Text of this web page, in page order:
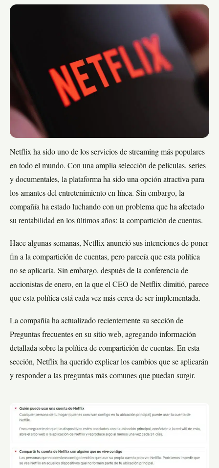
Netflix ha sido uno de los servicios de streaming más populares
en todo el mundo. Con una amplia selección de películas, series
y documentales, la plataforma ha sido una opción atractiva para
los amantes del entretenimiento en línea. Sin embargo, la
compañía ha estado luchando con un problema que ha afectado
su rentabilidad en los últimos años: la compartición de cuentas.
Hace algunas semanas, Netflix anunció sus intenciones de poner
fin a la compartición de cuentas, pero parecía que esta política
no se aplicaría. Sin embargo, después de la conferencia de
accionistas de enero, en la que el CEO de Netflix dimitió, parece
que esta política está cada vez más cerca de ser implementada.
La compañía ha actualizado recientemente su sección de
Preguntas frecuentes en su sitio web, agregando información
detallada sobre la política de compartición de cuentas. En esta
sección, Netflix ha querido explicar los cambios que se aplicarán
y responder a las preguntas más comunes que puedan surgir.